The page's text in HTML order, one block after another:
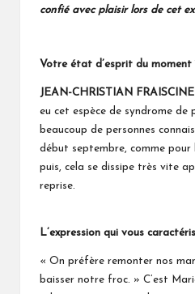
confié avec plaisir lors de cet
Votre état d’esprit du moment
JEAN-CHRISTIAN
eu cet espèce de syndrome de
beaucoup de personnes
début septembre, comme pour
puis, cela se dissipe très vite
reprise.
L’expression qui vous
« On préfère remonter nos
baisser notre froc. » C’est